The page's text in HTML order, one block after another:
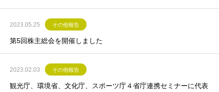
2023.05.25 その他報告
第5回株主総会を開催しました
2023.02.03 その他報告
観光庁、環境省、文化庁、スポーツ庁４省庁連携セミナーに代表